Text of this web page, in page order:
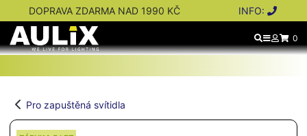
DOPRAVA ZDARMA NAD 1990 KČ INFO:
0
Pro zapuštěná svítidla